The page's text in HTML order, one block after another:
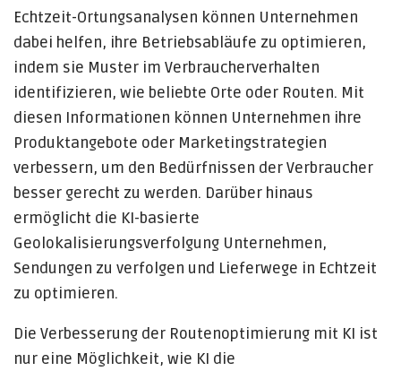
Echtzeit-Ortungsanalysen können Unternehmen
dabei helfen, ihre Betriebsabläufe zu optimieren,
indem sie Muster im Verbraucherverhalten
identifizieren, wie beliebte Orte oder Routen. Mit
diesen Informationen können Unternehmen ihre
Produktangebote oder Marketingstrategien
verbessern, um den Bedürfnissen der Verbraucher
besser gerecht zu werden. Darüber hinaus
ermöglicht die KI-basierte
Geolokalisierungsverfolgung Unternehmen,
Sendungen zu verfolgen und Lieferwege in Echtzeit
zu optimieren.
Die Verbesserung der Routenoptimierung mit KI ist
nur eine Möglichkeit, wie KI die